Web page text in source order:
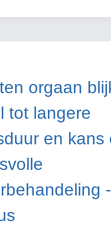
MEER:
PIJN
STILT
orgaan
tot langere
en kans